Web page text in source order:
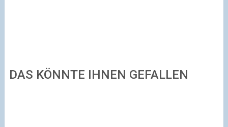
DAS KÖNNTE IHNEN GEFALLEN